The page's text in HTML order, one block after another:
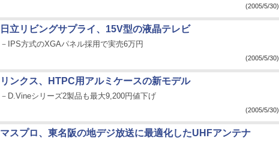
(2005/5/30)
日立リビングサプライ、15V型の液晶テレビ
－IPS方式のXGAパネル採用で実売6万円
(2005/5/30)
リンクス、HTPC用アルミケースの新モデル
－D.Vineシリーズ2製品も最大9,200円値下げ
(2005/5/30)
マスプロ、東名阪の地デジ放送に最適化したUHFアンテナ